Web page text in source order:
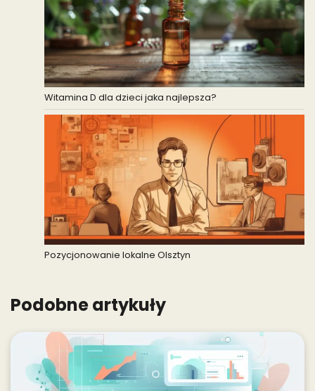
Witamina D dla dzieci jaka najlepsza?
Pozycjonowanie lokalne Olsztyn
Podobne artykuły